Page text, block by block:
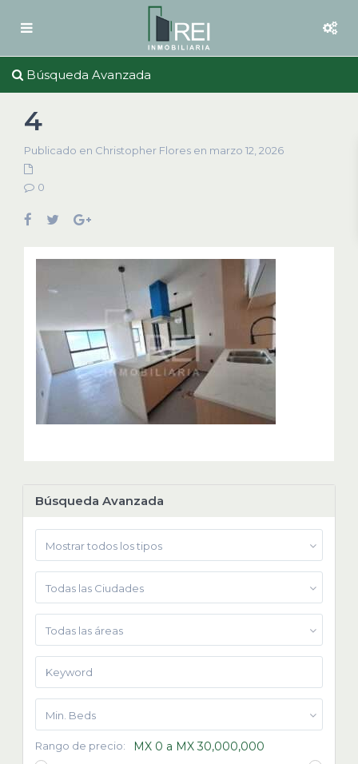
Búsqueda Avanzada
4
Publicado en Christopher Flores en marzo 12, 2026
0
Búsqueda Avanzada
Mostrar todos los tipos
Todas las Ciudades
Todas las áreas
Min. Beds
Rango de precio: MX 0 a MX 30,000,000